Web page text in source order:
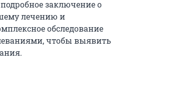
заключение о
лечению и
обследование
чтобы выявить